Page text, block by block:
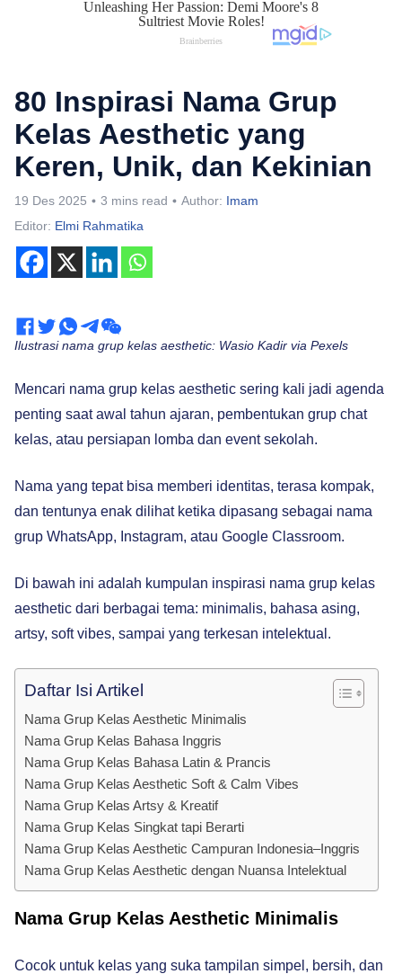
80 Inspirasi Nama Grup
Kelas Aesthetic yang
Keren, Unik, dan Kekinian
19 Des 2025 3 mins read Author: Imam
Editor: Elmi Rahmatika
Ilustrasi nama grup kelas aesthetic: Wasio Kadir via Pexels
Mencari nama grup kelas aesthetic sering kali jadi agenda
penting saat awal tahun ajaran, pembentukan grup chat
kelas, atau persiapan lomba dan event sekolah.
Nama yang tepat bisa memberi identitas, terasa kompak,
dan tentunya enak dilihat ketika dipasang sebagai nama
grup WhatsApp, Instagram, atau Google Classroom.
Di bawah ini adalah kumpulan inspirasi nama grup kelas
aesthetic dari berbagai tema: minimalis, bahasa asing,
artsy, soft vibes, sampai yang terkesan intelektual.
Daftar Isi Artikel
Nama Grup Kelas Aesthetic Minimalis
Nama Grup Kelas Bahasa Inggris
Nama Grup Kelas Bahasa Latin & Prancis
Nama Grup Kelas Aesthetic Soft & Calm Vibes
Nama Grup Kelas Artsy & Kreatif
Nama Grup Kelas Singkat tapi Berarti
Nama Grup Kelas Aesthetic Campuran Indonesia–Inggris
Nama Grup Kelas Aesthetic dengan Nuansa Intelektual
Nama Grup Kelas Aesthetic Minimalis
Cocok untuk kelas yang suka tampilan simpel, bersih, dan